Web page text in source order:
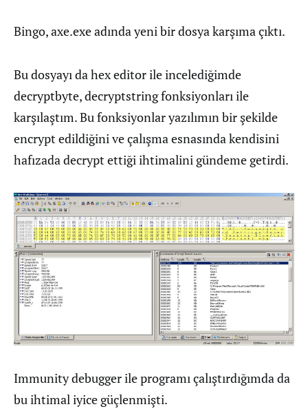
Bingo, axe.exe adında yeni bir dosya karşıma çıktı.
Bu dosyayı da hex editor ile incelediğimde
decryptbyte, decryptstring fonksiyonları ile
karşılaştım. Bu fonksiyonlar yazılımın bir şekilde
encrypt edildiğini ve çalışma esnasında kendisini
hafızada decrypt ettiği ihtimalini gündeme getirdi.
Immunity debugger ile programı çalıştırdığımda da
bu ihtimal iyice güçlenmişti.